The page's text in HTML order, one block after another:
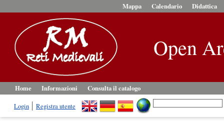
Mappa Calendario Didattica
Open
Home Informazioni
Consulta il catalogo
Login
Registra utente